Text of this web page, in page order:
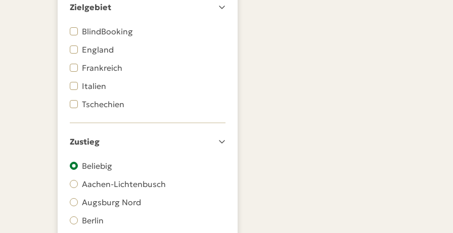
Zielgebiet
BlindBooking
England
Frankreich
Italien
Tschechien
Zustieg
Beliebig
Aachen-Lichtenbusch
Augsburg Nord
Berlin